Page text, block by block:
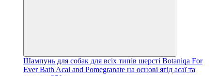
Шампунь для собак для всіх типів шерсті Botaniqa For
Ever Bath Acai and Pomegranate на основі ягід асаї та